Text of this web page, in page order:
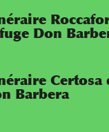
Don
Certosa
Barbera